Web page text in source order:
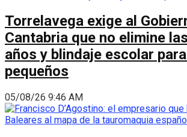
Torrelavega exige al
Cantabria que no elimine
años y blindaje escolar
pequeños
05/08/26 9:46 AM